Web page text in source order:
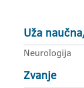
Uža
Neurologija
Zvanje